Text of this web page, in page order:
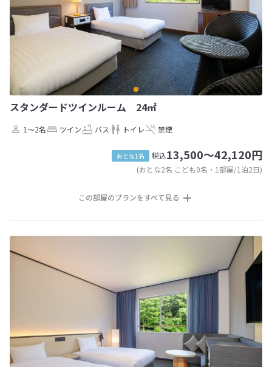
スタンダードツインルーム 24㎡
1～2名 ツイン バス トイレ 禁煙
おとな1名 税込13,500～42,120円
(おとな2名 こども0名・1部屋/1泊2日)
この部屋のプランをすべて見る